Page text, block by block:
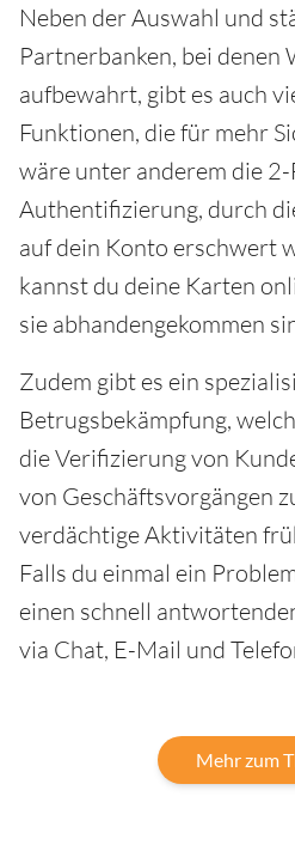
Neben der Auswahl und
Partnerbanken, bei denen
aufbewahrt, gibt es auch
Funktionen, die für mehr
wäre unter anderem die
Authentifizierung, durch
auf dein Konto erschwert
kannst du deine Karten
sie abhandengekommen
Zudem gibt es ein
Betrugsbekämpfung,
die Verifizierung von
von Geschäftsvorgängen
verdächtige Aktivitäten
Falls du einmal ein
einen schnell
via Chat, E-Mail und
Mehr zum